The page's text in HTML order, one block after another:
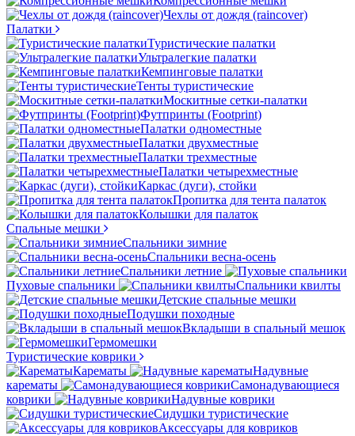
Чехлы от дождя (raincover)
Палатки
Туристические палатки
Ультралегкие палатки
Кемпинговые палатки
Тенты туристические
Москитные сетки-палатки
Футпринты (Footprint)
Палатки одноместные
Палатки двухместные
Палатки трехместные
Палатки четырехместные
Каркас (дуги), стойки
Пропитка для тента палаток
Колышки для палаток
Спальные мешки
Спальники зимние
Спальники весна-осень
Спальники летние
Пуховые спальники
Спальники квилты
Детские спальные мешки
Подушки походные
Вкладыши в спальный мешок
Гермомешки
Туристические коврики
Карематы
Надувные
карематы
Самонадувающиеся
коврики
Надувные коврики
Сидушки туристические
Аксессуары для ковриков